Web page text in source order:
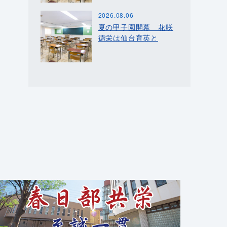
2026.08.06
夏の甲子園開幕 花咲
徳栄は仙台育英と